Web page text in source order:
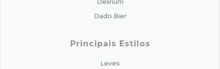
Delirium
Dado Bier
Principais Estilos
Leves